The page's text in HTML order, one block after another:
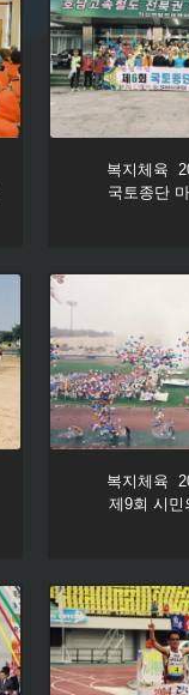
복지체육
국토종단
복지체육
제9회 시민